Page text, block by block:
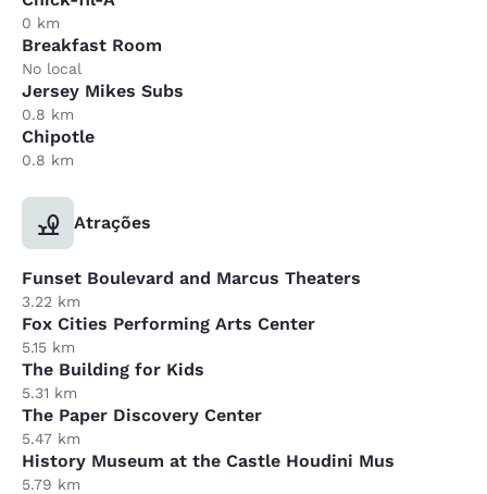
0 km
Breakfast Room
No local
Jersey Mikes Subs
0.8 km
Chipotle
0.8 km
Atrações
Funset Boulevard and Marcus Theaters
3.22 km
Fox Cities Performing Arts Center
5.15 km
The Building for Kids
5.31 km
The Paper Discovery Center
5.47 km
History Museum at the Castle Houdini Mus
5.79 km